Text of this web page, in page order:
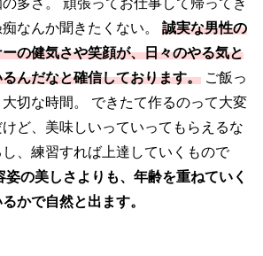
なんか聞きたくない。 誠実な男性の
の健気さや笑顔が、日々のやる気と
んだなと確信しております。 ご飯っ
切な時間。 できたて作るのって大変
ど、美味しいっていってもらえるな
、練習すれば上達していくもので
姿の美しさよりも、年齢を重ねていく
かで自然と出ます。